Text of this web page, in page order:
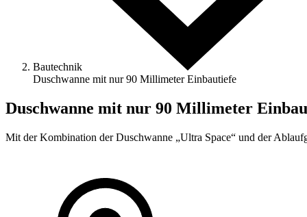
Bautechnik
Duschwanne mit nur 90 Millimeter Einbautiefe
Duschwanne mit nur 90 Millimeter
Mit der Kombination der Duschwanne „Ultra Space“ und der